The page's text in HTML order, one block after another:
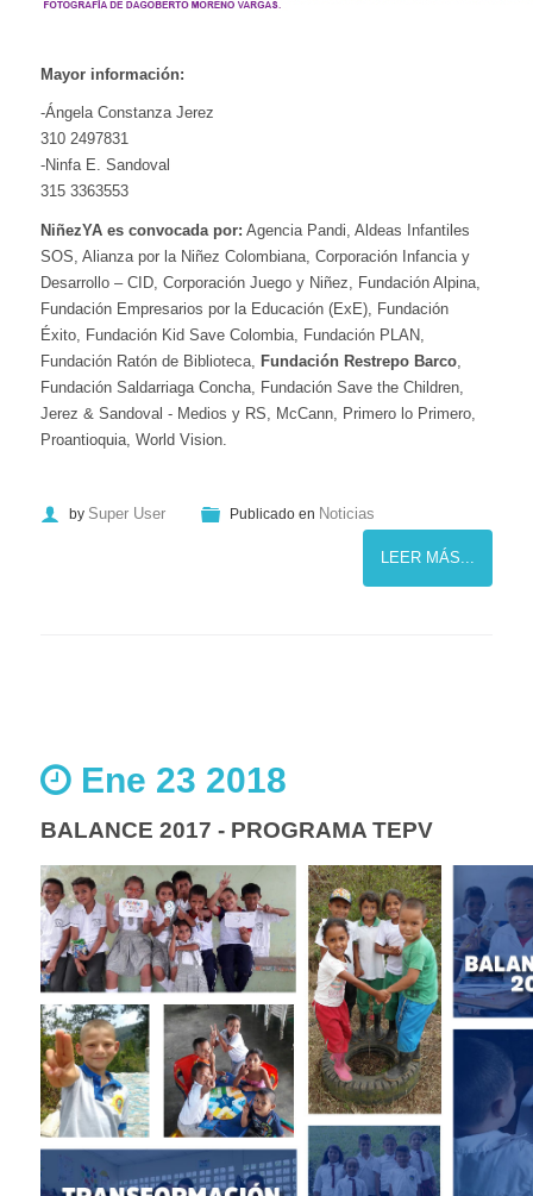
Mayor información:
-Ángela Constanza Jerez
310 2497831
-Ninfa E. Sandoval
315 3363553
NiñezYA es convocada por: Agencia Pandi, Aldeas Infantiles
SOS, Alianza por la Niñez Colombiana, Corporación Infancia y
Desarrollo – CID, Corporación Juego y Niñez, Fundación Alpina,
Fundación Empresarios por la Educación (ExE), Fundación
Éxito, Fundación Kid Save Colombia, Fundación PLAN,
Fundación Ratón de Biblioteca, Fundación Restrepo Barco
Fundación Saldarriaga Concha, Fundación Save the Children,
Jerez & Sandoval - Medios y RS, McCann, Primero lo Primero,
Proantioquia, World Vision.
by Super User Publicado en Noticias
LEER MÁS...
Ene 23 2018
BALANCE 2017 - PROGRAMA TEPV